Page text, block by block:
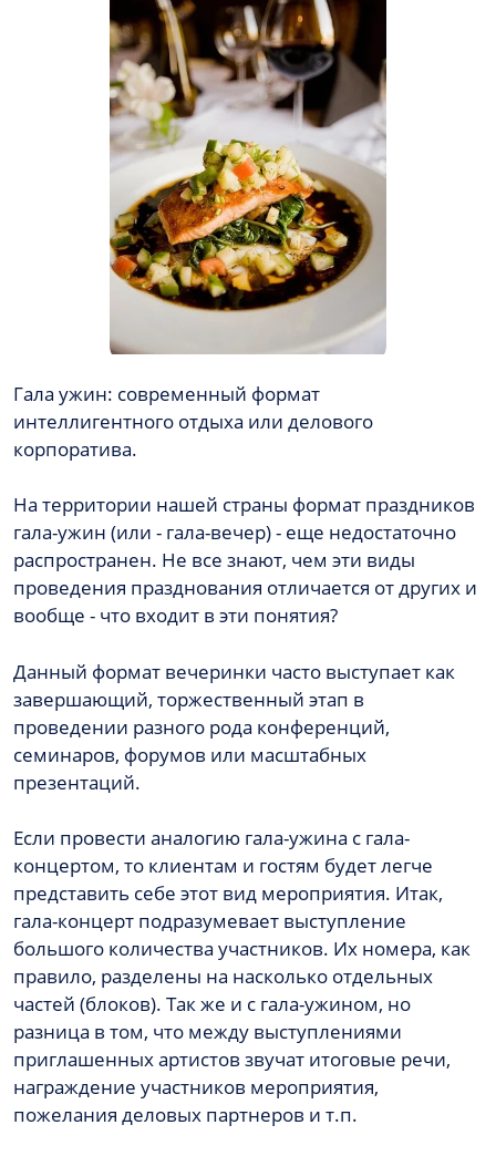
Гала ужин: современный формат
интеллигентного отдыха или делового
корпоратива.
На территории нашей страны формат праздников
гала-ужин (или - гала-вечер) - еще недостаточно
распространен. Не все знают, чем эти виды
проведения празднования отличается от других и
вообще - что входит в эти понятия?
Данный формат вечеринки часто выступает как
завершающий, торжественный этап в
проведении разного рода конференций,
семинаров, форумов или масштабных
презентаций.
Если провести аналогию гала-ужина с гала-
концертом, то клиентам и гостям будет легче
представить себе этот вид мероприятия. Итак,
гала-концерт подразумевает выступление
большого количества участников. Их номера, как
правило, разделены на насколько отдельных
частей (блоков). Так же и с гала-ужином, но
разница в том, что между выступлениями
приглашенных артистов звучат итоговые речи,
награждение участников мероприятия,
пожелания деловых партнеров и т.п.